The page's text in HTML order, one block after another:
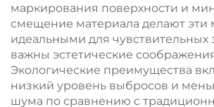
маркирования поверхности и
смещение материала делают
идеальными для чувствительных
важны эстетические
Экологические преимущества
низкий уровень выбросов и
шума по сравнению с